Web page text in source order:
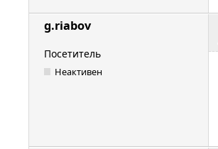
g.riabov
Посетитель
Неактивен